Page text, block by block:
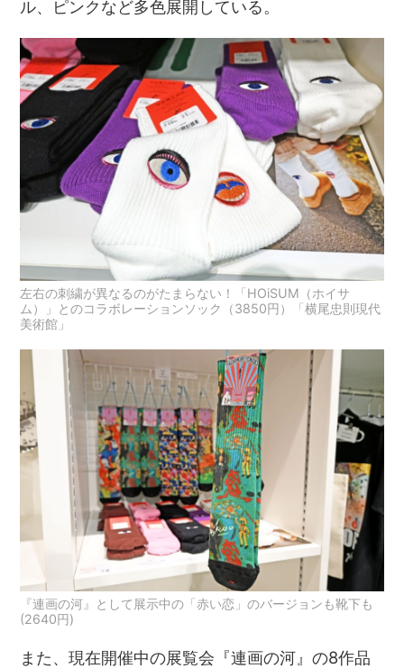
ル、ピンクなど多色展開している。
左右の刺繍が異なるのがたまらない！「HOiSUM（ホイサ
ム）」とのコラボレーションソック（3850円）「横尾忠則現代
美術館」
『連画の河』として展示中の「赤い恋」のバージョンも靴下も
(2640円)
また、現在開催中の展覧会『連画の河』の8作品